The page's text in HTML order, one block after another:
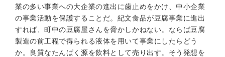
業の多い事業への大企業の進出に歯止めをかけ、中小企業
の事業活動を保護することだ。紀文食品が豆腐事業に進出
すれば、町中の豆腐屋さんを脅かしかねない。ならば豆腐
製造の前工程で得られる液体を用いて事業にしたらどう
か。良質なたんぱく源を飲料として売り出す。そう発想を